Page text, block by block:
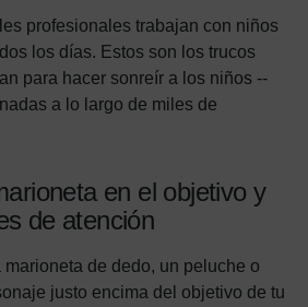
profesionales trabajan con niños
los días. Estos son los trucos
para hacer sonreír a los niños --
a lo largo de miles de
en el objetivo y
de atención
de dedo, un peluche o
justo encima del objetivo de tu